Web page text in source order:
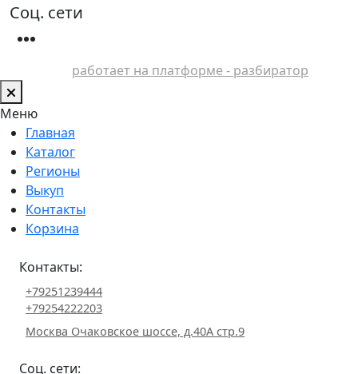
Соц. сети
работает на платформе - разбиратор
Меню
Главная
Каталог
Регионы
Выкуп
Контакты
Корзина
Контакты:
+79251239444
+79254222203
Москва Очаковское шоссе, д.40А стр.9
Соц. сети: